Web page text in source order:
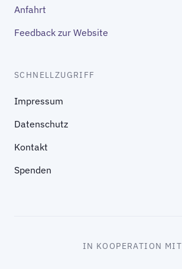
Anfahrt
Feedback zur Website
SCHNELLZUGRIFF
Impressum
Datenschutz
Kontakt
Spenden
IN KOOPERATION MIT